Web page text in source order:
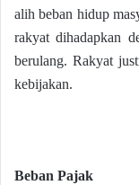
alih beban hidup
rakyat dihadapkan
berulang. Rakyat
kebijakan.
Beban Pajak